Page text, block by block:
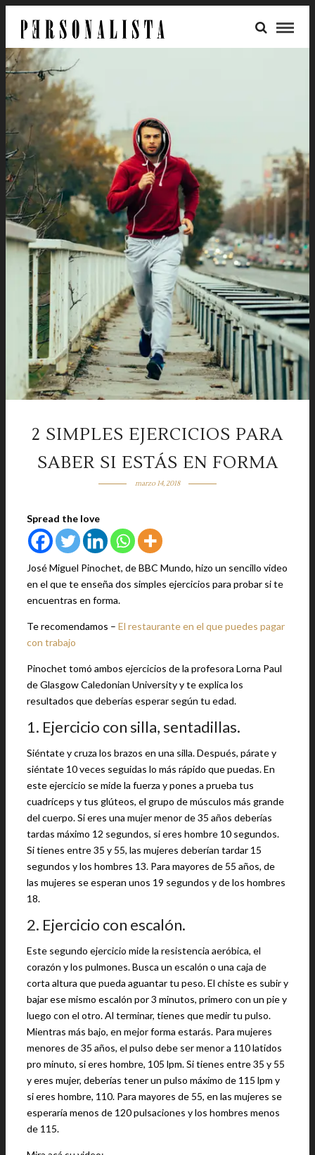
2 SIMPLES EJERCICIOS PARA
SABER SI ESTÁS EN FORMA
marzo 14, 2018
Spread the love
José Miguel Pinochet, de BBC Mundo, hizo un sencillo video
en el que te enseña dos simples ejercicios para probar si te
encuentras en forma.
Te recomendamos – El restaurante en el que puedes pagar
con trabajo
Pinochet tomó ambos ejercicios de la profesora Lorna Paul
de Glasgow Caledonian University y te explica los
resultados que deberías esperar según tu edad.
1. Ejercicio con silla, sentadillas.
Siéntate y cruza los brazos en una silla. Después, párate y
siéntate 10 veces seguidas lo más rápido que puedas. En
este ejercicio se mide la fuerza y pones a prueba tus
cuadríceps y tus glúteos, el grupo de músculos más grande
del cuerpo. Si eres una mujer menor de 35 años deberías
tardas máximo 12 segundos, si eres hombre 10 segundos.
Si tienes entre 35 y 55, las mujeres deberían tardar 15
segundos y los hombres 13. Para mayores de 55 años, de
las mujeres se esperan unos 19 segundos y de los hombres
18.
2. Ejercicio con escalón.
Este segundo ejercicio mide la resistencia aeróbica, el
corazón y los pulmones. Busca un escalón o una caja de
corta altura que pueda aguantar tu peso. El chiste es subir y
bajar ese mismo escalón por 3 minutos, primero con un pie y
luego con el otro. Al terminar, tienes que medir tu pulso.
Mientras más bajo, en mejor forma estarás. Para mujeres
menores de 35 años, el pulso debe ser menor a 110 latidos
pro minuto, si eres hombre, 105 lpm. Si tienes entre 35 y 55
y eres mujer, deberías tener un pulso máximo de 115 lpm y
si eres hombre, 110. Para mayores de 55, en las mujeres se
esperaría menos de 120 pulsaciones y los hombres menos
de 115.